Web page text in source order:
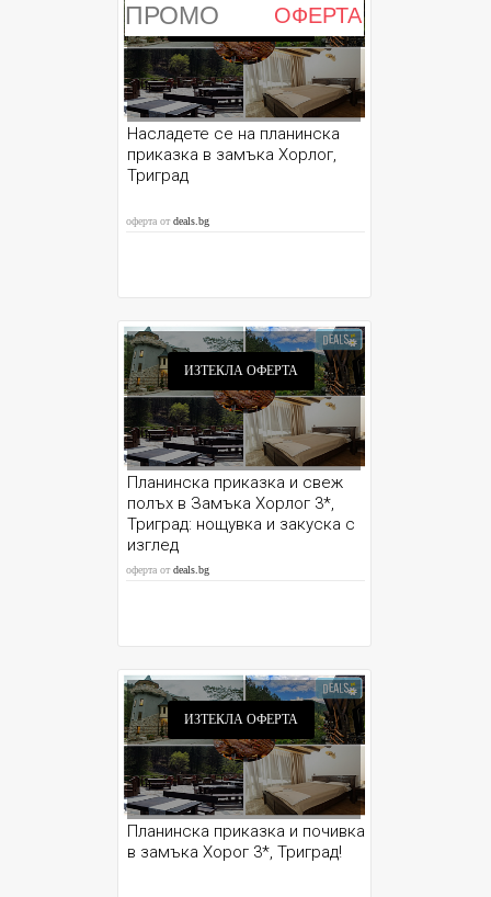
ПРОМО ОФЕРТА
ИЗТЕКЛА ОФЕРТА
Насладете се на планинска
приказка в замъка Хорлог,
Триград
оферта отdeals.bg
ИЗТЕКЛА ОФЕРТА
Планинска приказка и свеж
полъх в Замъка Хорлог 3*,
Триград: нощувка и закуска с
изглед
оферта отdeals.bg
ИЗТЕКЛА ОФЕРТА
Планинска приказка и почивка
в замъка Хорог 3*, Триград!